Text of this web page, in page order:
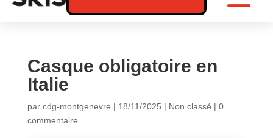
Casque obligatoire en
Italie
par cdg-montgenevre | 18/11/2025 | Non classé | 0
commentaire